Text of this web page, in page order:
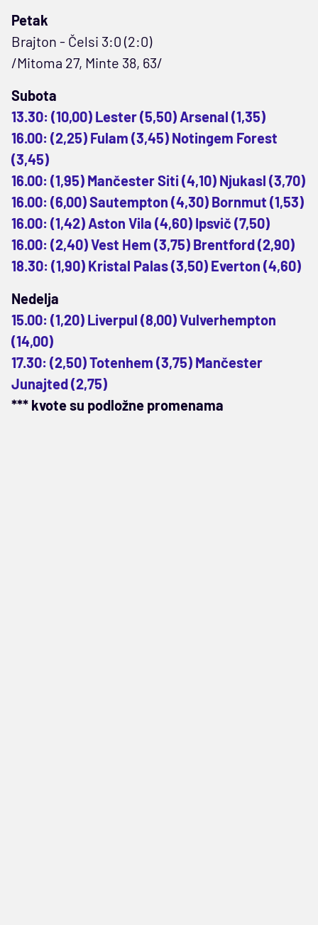
Petak
Brajton - Čelsi 3:0 (2:0)
/Mitoma 27, Minte 38, 63/
Subota
13.30: (10,00) Lester (5,50) Arsenal (1,35)
16.00: (2,25) Fulam (3,45) Notingem Forest
(3,45)
16.00: (1,95) Mančester Siti (4,10) Njukasl (3,70)
16.00: (6,00) Sautempton (4,30) Bornmut (1,53)
16.00: (1,42) Aston Vila (4,60) Ipsvič (7,50)
16.00: (2,40) Vest Hem (3,75) Brentford (2,90)
18.30: (1,90) Kristal Palas (3,50) Everton (4,60)
Nedelja
15.00: (1,20) Liverpul (8,00) Vulverhempton
(14,00)
17.30: (2,50) Totenhem (3,75) Mančester
Junajted (2,75)
*** kvote su podložne promenama